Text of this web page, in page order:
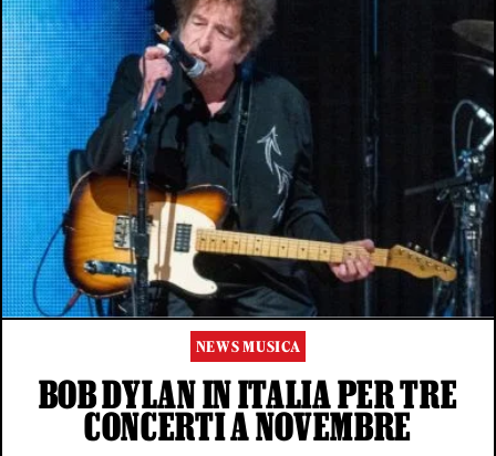
NEWS MUSICA
BOB DYLAN IN ITALIA PER TRE
CONCERTI A NOVEMBRE